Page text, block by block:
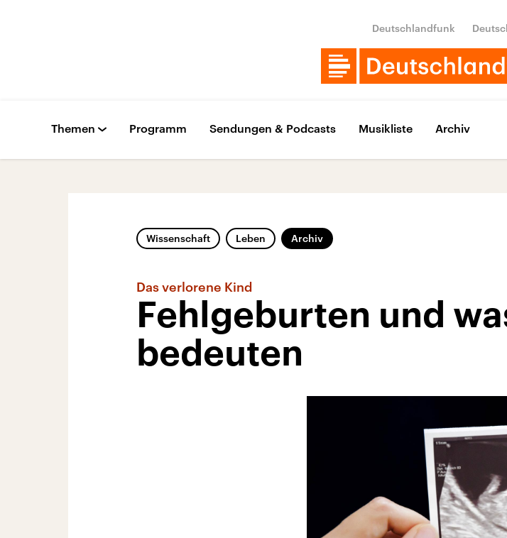
Deutschlandfunk
Themen Programm Sendungen & Podcasts Musikliste Archiv
Wissenschaft Leben Archiv
Das verlorene Kind
Fehlgeburten und
bedeuten